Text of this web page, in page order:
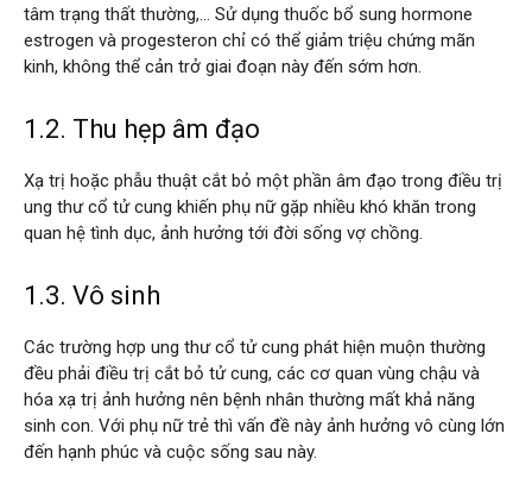
tâm trạng thất thường,… Sử dụng thuốc bổ sung hormone
estrogen và progesteron chỉ có thể giảm triệu chứng mãn
kinh, không thể cản trở giai đoạn này đến sớm hơn.
1.2. Thu hẹp âm đạo
Xạ trị hoặc phẫu thuật cắt bỏ một phần âm đạo trong điều trị
ung thư cổ tử cung khiến phụ nữ gặp nhiều khó khăn trong
quan hệ tình dục, ảnh hưởng tới đời sống vợ chồng.
1.3. Vô sinh
Các trường hợp ung thư cổ tử cung phát hiện muộn thường
đều phải điều trị cắt bỏ tử cung, các cơ quan vùng chậu và
hóa xạ trị ảnh hưởng nên bệnh nhân thường mất khả năng
sinh con. Với phụ nữ trẻ thì vấn đề này ảnh hưởng vô cùng lớn
đến hạnh phúc và cuộc sống sau này.